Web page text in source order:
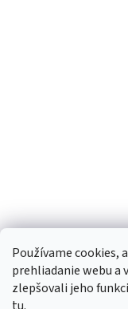
Používame cookies,
prehliadanie webu a
zlepšovali jeho